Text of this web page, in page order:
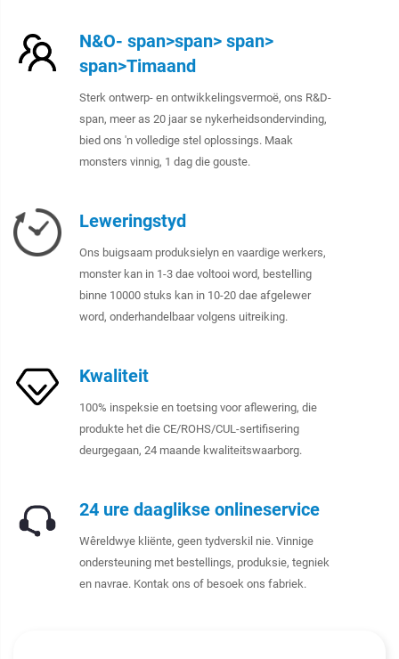
N&O- span>span> span>
span>Timaand
Sterk ontwerp- en ontwikkelingsvermoë, ons R&D-
span, meer as 20 jaar se nykerheidsondervinding,
bied ons 'n volledige stel oplossings. Maak
monsters vinnig, 1 dag die gouste.
Leweringstyd
Ons buigsaam produksielyn en vaardige werkers,
monster kan in 1-3 dae voltooi word, bestelling
binne 10000 stuks kan in 10-20 dae afgelewer
word, onderhandelbaar volgens uitreiking.
Kwaliteit
100% inspeksie en toetsing voor aflewering, die
produkte het die CE/ROHS/CUL-sertifisering
deurgegaan, 24 maande kwaliteitswaarborg.
24 ure daaglikse onlineservice
Wêreldwye kliënte, geen tydverskil nie. Vinnige
ondersteuning met bestellings, produksie, tegniek
en navrae. Kontak ons of besoek ons fabriek.